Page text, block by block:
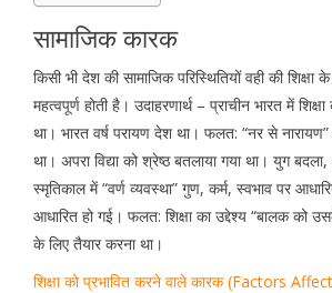
सामाजिक कारक
किसी भी देश की सामाजिक परिस्थितियों वही की शिक्षा के
महत्वपूर्ण होती है। उदाहरणार्थ – प्राचीन भारत में शिक्षा
था। भारत वर्ष परायण देश था। फलत: “नर से
था। अपरा विद्या को श्रेष्ठ बतलाया गया था। युग
स्मृतिकाल में “वर्ण व्यवस्था” गुण, कर्म, स्वभाव पर
आधारित हो गई। फलत: शिक्षा का उद्देश्य “बालक को
के लिए तैयार करना था।
शिक्षा को प्रभावित करने वाले कारक (Factors